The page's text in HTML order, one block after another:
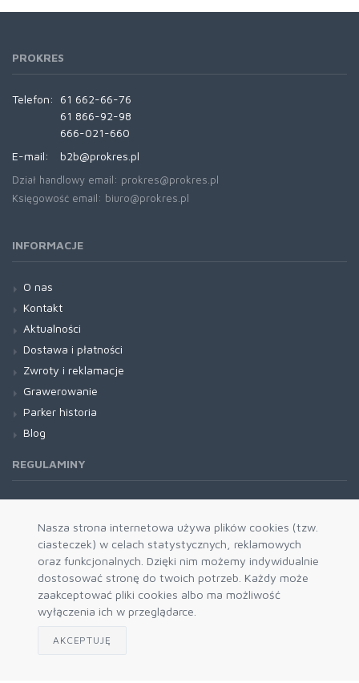
Nasza strona internetowa używa plików cookies (tzw.
ciasteczek) w celach statystycznych, reklamowych
oraz funkcjonalnych. Dzięki nim możemy indywidualnie
dostosować stronę do twoich potrzeb. Każdy może
zaakceptować pliki cookies albo ma możliwość
wyłączenia ich w przeglądarce.
AKCEPTUJĘ
PROKRES
Telefon:
61 662-66-76
61 866-92-98
666-021-660
E-mail:
b2b@prokres.pl
Dział handlowy email: prokres@prokres.pl
Księgowość email: biuro@prokres.pl
INFORMACJE
O nas
Kontakt
Aktualności
Dostawa i płatności
Zwroty i reklamacje
Grawerowanie
Parker historia
Blog
REGULAMINY